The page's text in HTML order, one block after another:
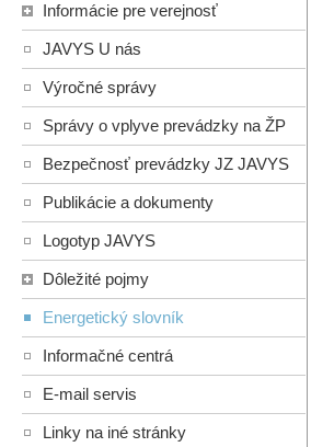
Informácie pre verejnosť
JAVYS U nás
Výročné správy
Správy o vplyve prevádzky na ŽP
Bezpečnosť prevádzky JZ JAVYS
Publikácie a dokumenty
Logotyp JAVYS
Dôležité pojmy
Energetický slovník
Informačné centrá
E-mail servis
Linky na iné stránky